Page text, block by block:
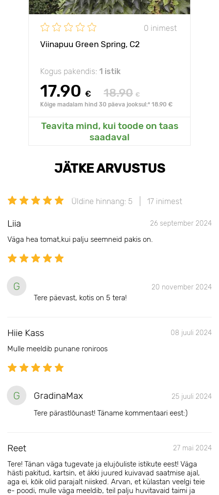
0 inimest
Viinapuu Green Spring, С2
Kogus pakendis: 1 istik
17.90 € 18.90 €
Kõige madalam hind 30 päeva jooksul:* 18.90 €
Teavita mind, kui toode on taas
saadaval
JÄTKE ARVUSTUS
Üldine hinnang: 5 17 inimest
Liia 26 september 2024
Väga hea tomat,kui palju seemneid pakis on.
G 20 november 2024
Tere päevast, kotis on 5 tera!
Hiie Kass 08 juuli 2024
Mulle meeldib punane roniroos
G GradinaMax 25 juuli 2024
Tere pärastlõunast! Täname kommentaari eest:)
Reet 27 mai 2024
Tere! Tänan väga tugevate ja elujõuliste istikute eest! Väga
hästi pakitud, kartsin, et äkki juured kuivavad saatmise ajal,
aga ei, kõik olid parajalt niisked. Arvan, et külastan veelgi teie
e- poodi, mulle väga meeldib, teil palju huvitavaid taimi ja